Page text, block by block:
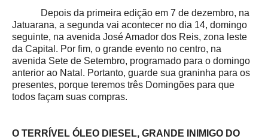
Depois da primeira edição em 7 de dezembro, na
Jatuarana, a segunda vai acontecer no dia 14, domingo
seguinte, na avenida José Amador dos Reis, zona leste
da Capital. Por fim, o grande evento no centro, na
avenida Sete de Setembro, programado para o domingo
anterior ao Natal. Portanto, guarde sua graninha para os
presentes, porque teremos três Domingões para que
todos façam suas compras.
O TERRÍVEL ÓLEO DIESEL, GRANDE INIMIGO DO